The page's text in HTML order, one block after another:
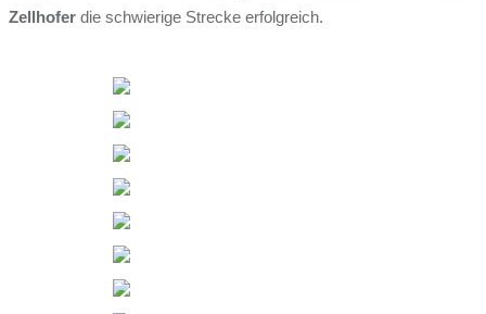
Zellhofer die schwierige Strecke erfolgreich.